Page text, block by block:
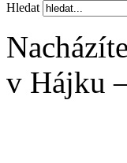
Hledat
v Hájku